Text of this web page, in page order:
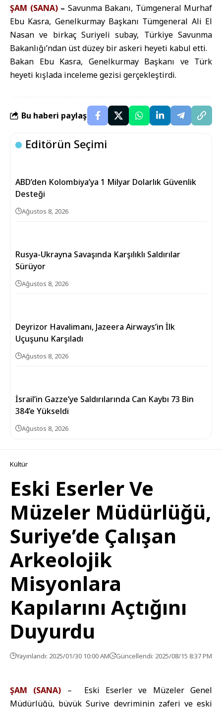
ŞAM (SANA)– Savunma Bakanı, Tümgeneral Murhaf
Ebu Kasra, Genelkurmay Başkanı Tümgeneral Ali El
Nasan ve birkaç Suriyeli subay, Türkiye Savunma
Bakanlığı’ndan üst düzey bir askeri heyeti kabul etti.
Bakan Ebu Kasra, Genelkurmay Başkanı ve Türk
heyeti kışlada inceleme gezisi gerçekleştirdi.
Bu haberi paylaş
Editörün Seçimi
ABD’den Kolombiya’ya 1 Milyar Dolarlık Güvenlik
Desteği
Ağustos 8, 2026
Rusya-Ukrayna Savaşında Karşılıklı Saldırılar
Sürüyor
Ağustos 8, 2026
Deyrizor Havalimanı, Jazeera Airways’in İlk
Uçuşunu Karşıladı
Ağustos 8, 2026
İsrail’in Gazze’ye Saldırılarında Can Kaybı 73 Bin
384’e Yükseldi
Ağustos 8, 2026
Kültür
Eski Eserler Ve
Müzeler Müdürlüğü,
Suriye’de Çalışan
Arkeolojik
Misyonlara
Kapılarını Açtığını
Duyurdu
Yayınlandı: 2025/01/30 10:00 AM Güncellendi: 2025/08/15 8:37 PM
ŞAM (SANA)
– Eski Eserler ve Müzeler Genel
Müdürlüğü, büyük Suriye devriminin zaferi ve eski